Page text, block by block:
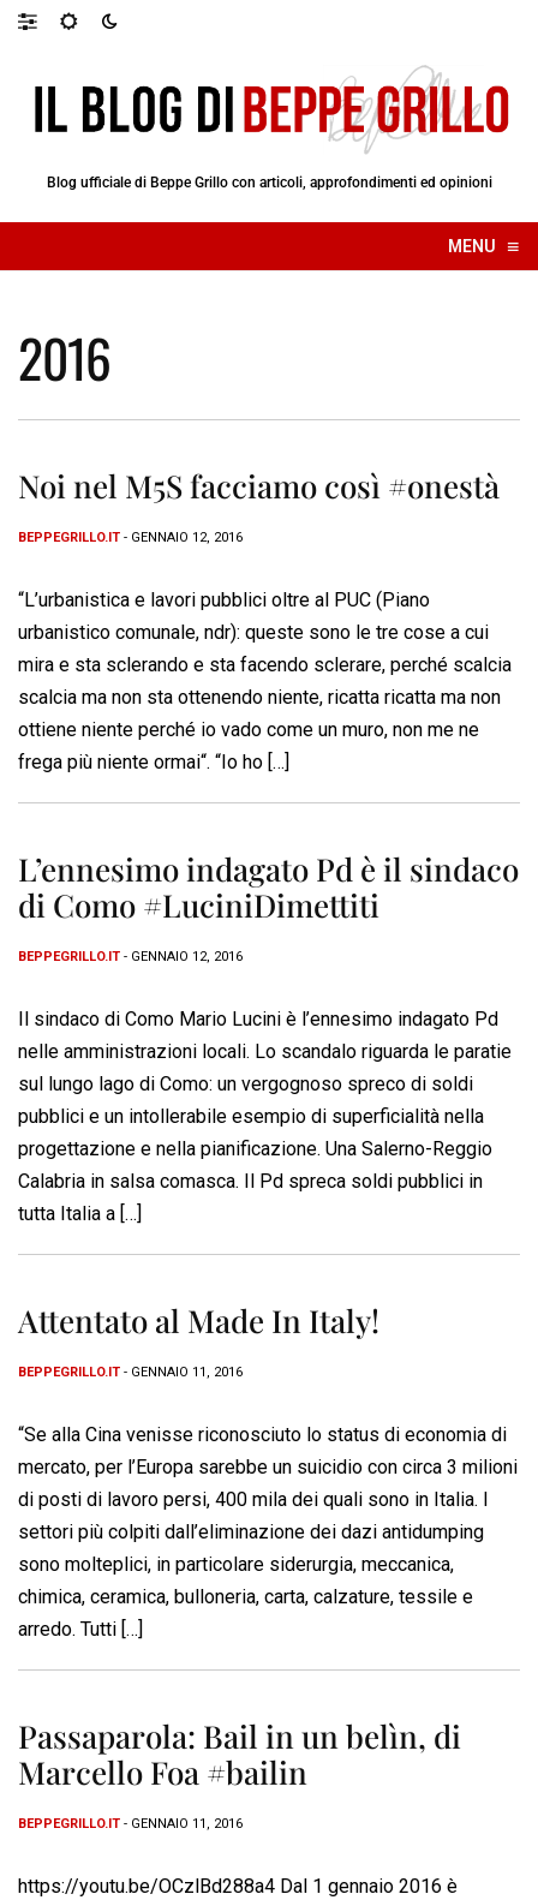
Blog ufficiale di Beppe Grillo con articoli, approfondimenti ed opinioni
MENU ≡
☰
2016
Noi nel M5S facciamo così #onestà
BEPPEGRILLO.IT - GENNAIO 12, 2016
“L’urbanistica e lavori pubblici oltre al PUC (Piano
urbanistico comunale, ndr): queste sono le tre cose a cui
mira e sta sclerando e sta facendo sclerare, perché scalcia
scalcia ma non sta ottenendo niente, ricatta ricatta ma non
ottiene niente perché io vado come un muro, non me ne
frega più niente ormai“. “Io ho […]
L’ennesimo indagato Pd è il sindaco
di Como #LuciniDimettiti
BEPPEGRILLO.IT - GENNAIO 12, 2016
Il sindaco di Como Mario Lucini è l’ennesimo indagato Pd
nelle amministrazioni locali. Lo scandalo riguarda le paratie
sul lungo lago di Como: un vergognoso spreco di soldi
pubblici e un intollerabile esempio di superficialità nella
progettazione e nella pianificazione. Una Salerno-Reggio
Calabria in salsa comasca. Il Pd spreca soldi pubblici in
tutta Italia a […]
Attentato al Made In Italy!
BEPPEGRILLO.IT - GENNAIO 11, 2016
“Se alla Cina venisse riconosciuto lo status di economia di
mercato, per l’Europa sarebbe un suicidio con circa 3 milioni
di posti di lavoro persi, 400 mila dei quali sono in Italia. I
settori più colpiti dall’eliminazione dei dazi antidumping
sono molteplici, in particolare siderurgia, meccanica,
chimica, ceramica, bulloneria, carta, calzature, tessile e
arredo. Tutti […]
Passaparola: Bail in un belìn, di
Marcello Foa #bailin
BEPPEGRILLO.IT - GENNAIO 11, 2016
https://youtu.be/OCzlBd288a4 Dal 1 gennaio 2016 è